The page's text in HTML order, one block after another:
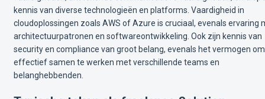
kennis van diverse technologieën en platforms. Vaardigheid in
cloudoplossingen zoals AWS of Azure is cruciaal, evenals ervaring
architectuurpatronen en softwareontwikkeling. Ook zijn kennis van
security en compliance van groot belang, evenals het vermogen om
effectief samen te werken met verschillende teams en
belanghebbenden.